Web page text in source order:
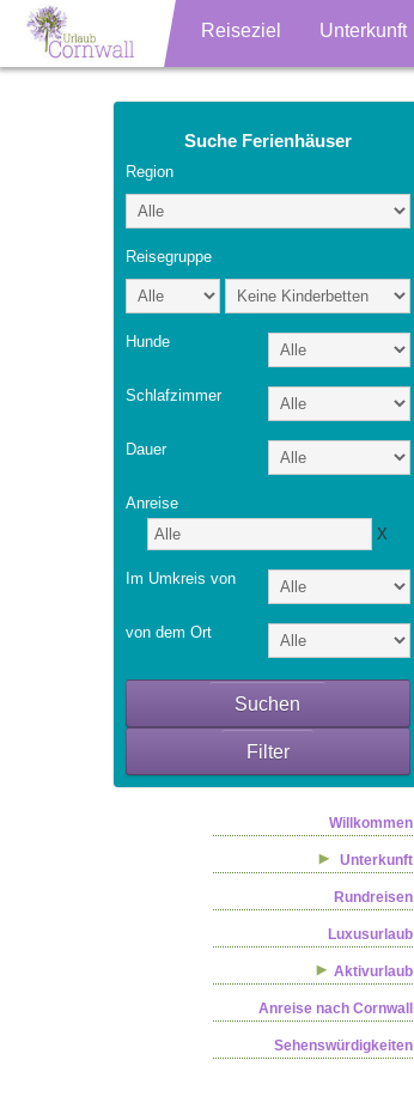
Reiseziel Unterkunft
Suche Ferienhäuser
Region
Reisegruppe
Hunde
Schlafzimmer
Dauer
Anreise
X
Im Umkreis von
von dem Ort
Suchen
Filter
Willkommen
Unterkunft
Rundreisen
Luxusurlaub
Aktivurlaub
Anreise nach Cornwall
Sehenswürdigkeiten